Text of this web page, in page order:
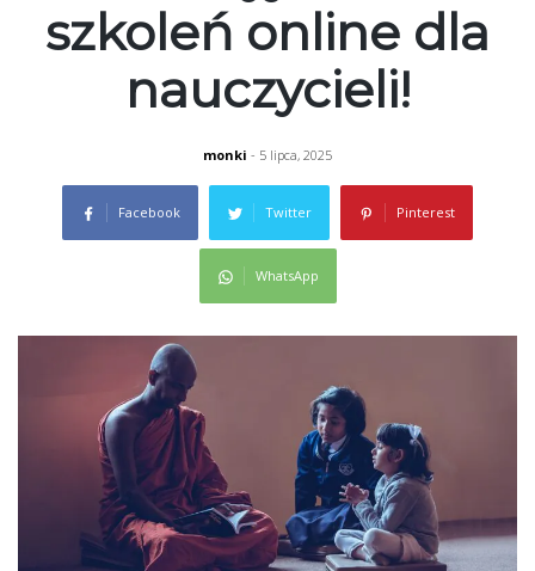
szkoleń online dla
nauczycieli!
monki - 5 lipca, 2025
Facebook Twitter Pinterest
WhatsApp